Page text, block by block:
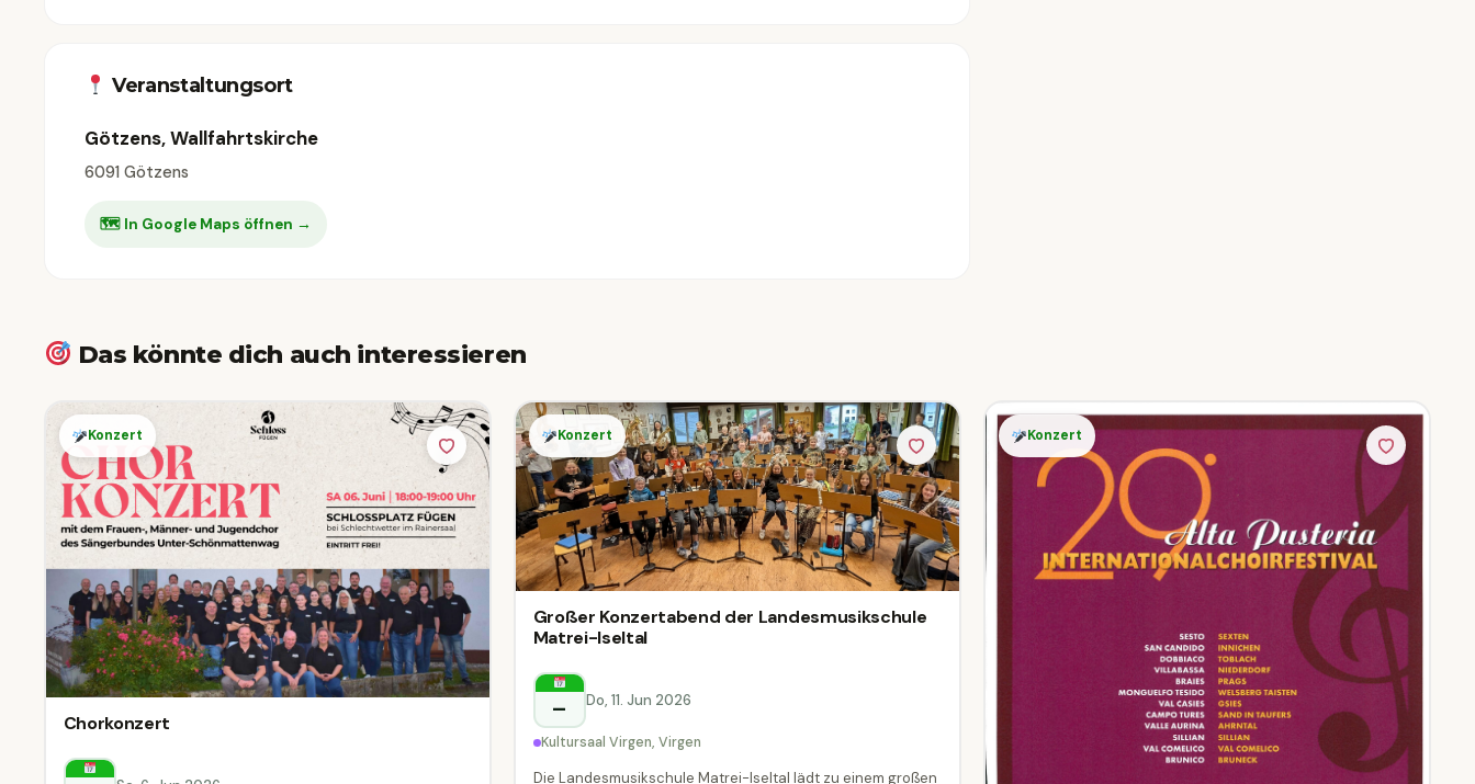
Veranstaltungsort
Götzens, Wallfahrtskirche
6091 Götzens
🗺 In Google Maps öffnen →
Das könnte dich auch interessieren
Konzert
Chorkonzert
Konzert
Großer Konzertabend der Landesmusikschule
Matrei-Iseltal
– Do, 11. Jun 2026
Kultursaal Virgen, Virgen
Die Landesmusikschule Matrei-Iseltal lädt zu einem großen
Konzert